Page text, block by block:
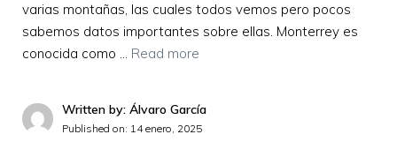
varias montañas, las cuales todos vemos pero pocos
sabemos datos importantes sobre ellas. Monterrey es
conocida como … Read more
Written by: Álvaro García
Published on: 14 enero, 2025